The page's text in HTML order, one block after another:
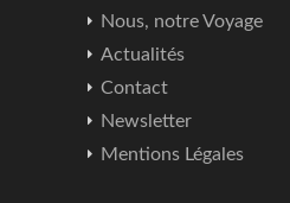
Nous, notre Voyage
Actualités
Contact
Newsletter
Mentions Légales